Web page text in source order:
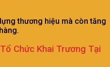
thương hiệu mà còn tăng
Chức Khai Trương Tại